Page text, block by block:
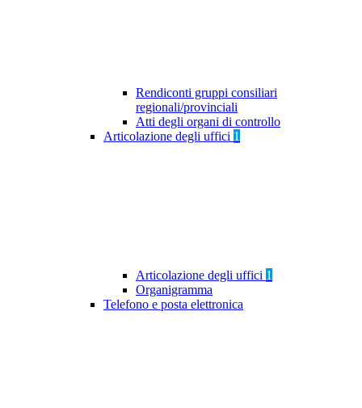
Rendiconti gruppi consiliari
regionali/provinciali
Atti degli organi di controllo
Articolazione degli uffici 1
Articolazione degli uffici 1
Organigramma
Telefono e posta elettronica